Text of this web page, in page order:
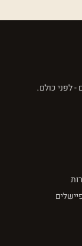
לפני כולם.